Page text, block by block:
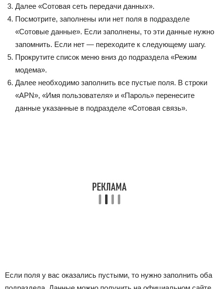
Далее «Сотовая сеть передачи данных».
Посмотрите, заполнены или нет поля в подразделе
«Сотовые данные». Если заполнены, то эти данные нужно
запомнить. Если нет — переходите к следующему шагу.
Прокрутите список меню вниз до подраздела «Режим
модема».
Далее необходимо заполнить все пустые поля. В строки
«APN», «Имя пользователя» и «Пароль» перенесите
данные указанные в подразделе «Сотовая связь».
Если поля у вас оказались пустыми, то нужно заполнить оба